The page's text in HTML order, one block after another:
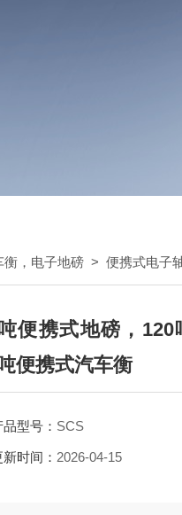
衡，电子地磅 >便携式电子
便携式地磅，120
便携式汽车衡
品型号： SCS
新时间： 2026-04-15